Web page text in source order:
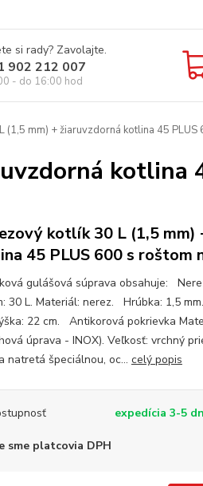
si rady? Zavolajte.
902 212 007
- do 16:00 hod
(1,5 mm) + žiaruvzdorná kotlina 45 PLUS
kotlina
kotlík 30 L (1,5 mm)
45 PLUS 600 s roštom
gulášová súprava obsahuje:
30 L. Materiál: nerez. Hrúbka: 1,5
22 cm. Antikorová pokrievka
úprava - INOX). Veľkosť: vrchný
natretá špeciálnou, oc... celý popis
expedícia 3-5
sme platcovia DPH